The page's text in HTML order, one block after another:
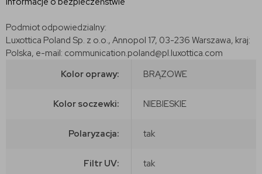
Podmiot odpowiedzialny:
Luxottica Poland Sp. z o.o., Annopol 17, 03-236 Warszawa, kraj:
Polska, e-mail: communication.poland@pl.luxottica.com
Kolor oprawy:
BRĄZOWE
Kolor soczewki: NIEBIESKIE
Polaryzacja: tak
Filtr UV: tak